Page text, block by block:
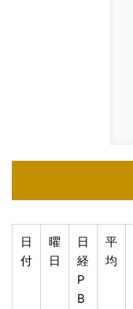
日
付
曜
日
日
経
P
B
平
均